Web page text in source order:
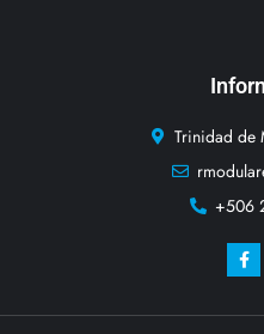
Trinidad de
+506